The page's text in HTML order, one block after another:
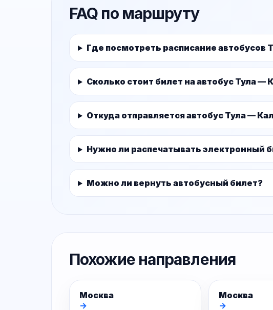
FAQ по маршруту
Где посмотреть расписание автобусов
Сколько стоит билет на автобус Тула —
Откуда отправляется автобус Тула —
Нужно ли распечатывать электронный
Можно ли вернуть автобусный билет?
Похожие направления
Москва
→
Москва
→